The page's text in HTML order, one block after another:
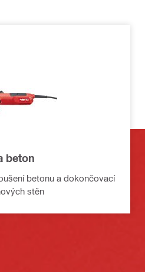
beton
betonu a dokončovací
stěn